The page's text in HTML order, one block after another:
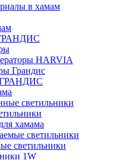
в хамам
HARVIA
Грандис
ГРАНДИС
светильники
хамама
светильники
светильники
1W